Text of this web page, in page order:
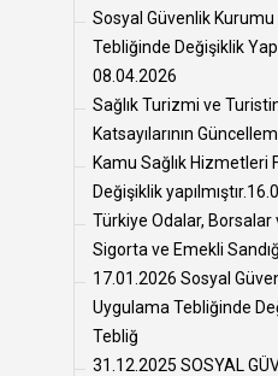
Sosyal Güvenlik Kurumu
Tebliğinde Değişiklik
08.04.2026
Sağlık Turizmi ve
Katsayılarının
Kamu Sağlık Hizmetleri
Değişiklik
Türkiye Odalar, Borsalar
Sigorta ve Emekli
17.01.2026 Sosyal
Uygulama Tebliğinde
Tebliğ
31.12.2025 SOSYAL